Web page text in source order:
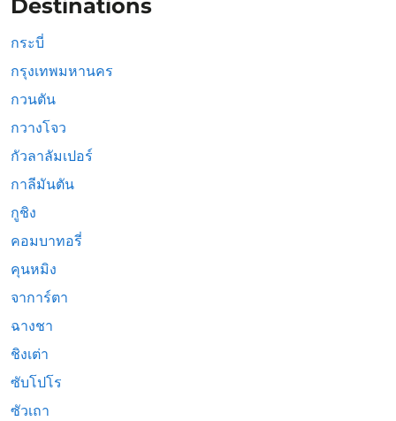
Destinations
กระบี่
กรุงเทพมหานคร
กวนตัน
กวางโจว
กัวลาลัมเปอร์
กาลีมันตัน
กูชิง
คอมบาทอรี่
คุนหมิง
จาการ์ตา
ฉางชา
ชิงเต่า
ซับโปโร
ซัวเถา